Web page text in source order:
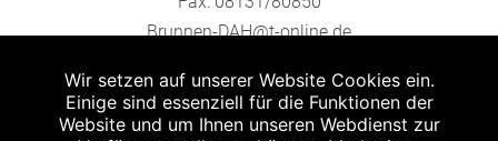
Brunnen-DAH@t-online.de
Wir setzen auf unserer Website Cookies ein.
Einige sind essenziell für die Funktionen der
Website und um Ihnen unseren Webdienst zur